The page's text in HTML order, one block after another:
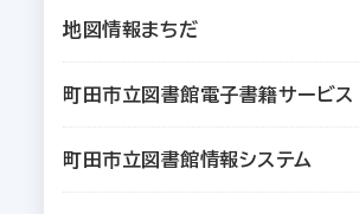
地図情報まちだ
町田市立図書館電子書籍サービス
町田市立図書館情報システム